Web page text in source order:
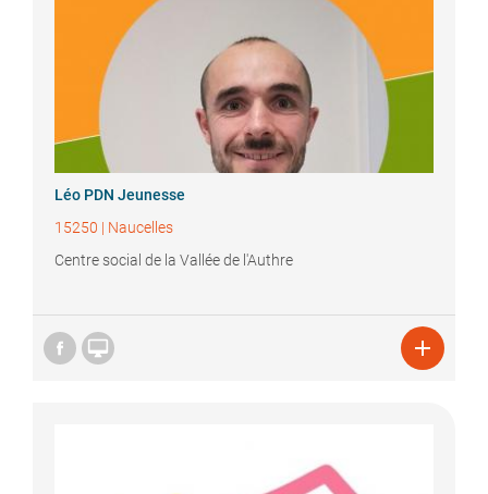
Léo PDN Jeunesse
15250 | Naucelles
Centre social de la Vallée de l'Authre
 